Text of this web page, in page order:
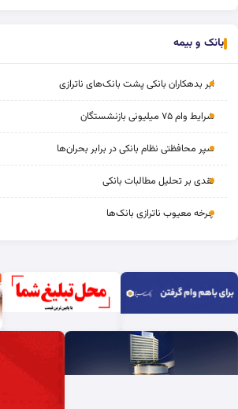
بانک و بیمه
ابر بدهکاران بانکی پشت بانک‌های ناترازی
شرایط وام ۷۵ میلیونی بازنشستگان
سپر محافظتی نظام بانکی در برابر بحران‌ها
نقدی بر تحلیل مطالبات بانکی
چرخه‌ معیوب ناترازی بانک‌ها